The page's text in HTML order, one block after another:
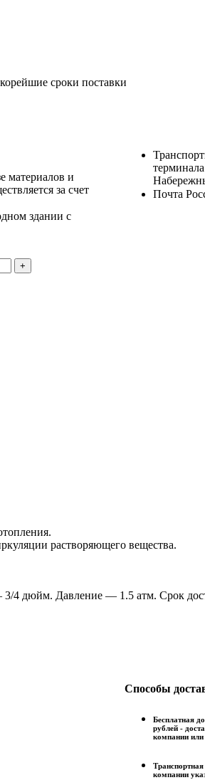
сроки поставки
материалов и
за счет
здании с
Почта
растворяющего вещества.
4 дюйм. Давление — 1.5 атм. Срок
Способы
Бесплатная
рублей -
компании или
компании